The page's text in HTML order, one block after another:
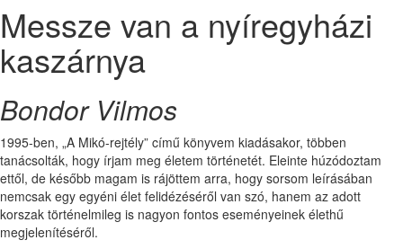
Messze van a nyíregyházi
kaszárnya
Bondor Vilmos
1995-ben, „A Mikó-rejtély” című könyvem kiadásakor, többen
tanácsolták, hogy írjam meg életem történetét. Eleinte húzódoztam
ettől, de később magam is rájöttem arra, hogy sorsom leírásában
nemcsak egy egyéni élet felidézéséről van szó, hanem az adott
korszak történelmileg is nagyon fontos eseményeinek élethű
megjelenítéséről.